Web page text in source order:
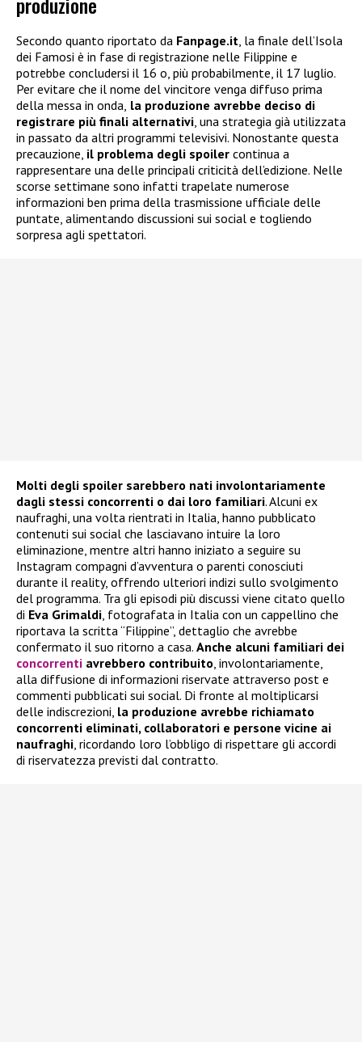
Secondo quanto riportato da Fanpage.it , la finale dell’Isola
dei Famosi è in fase di registrazione nelle Filippine e
potrebbe concludersi il 16 o, più probabilmente, il 17 luglio.
Per evitare che il nome del vincitore venga diffuso prima
della messa in onda, la produzione avrebbe deciso di
registrare più finali alternativi , una strategia già utilizzata
in passato da altri programmi televisivi. Nonostante questa
precauzione, il problema degli spoiler continua a
rappresentare una delle principali criticità dell’edizione. Nelle
scorse settimane sono infatti trapelate numerose
informazioni ben prima della trasmissione ufficiale delle
puntate, alimentando discussioni sui social e togliendo
sorpresa agli spettatori.
Molti degli spoiler sarebbero nati involontariamente
dagli stessi concorrenti o dai loro familiari. Alcuni ex
naufraghi, una volta rientrati in Italia, hanno pubblicato
contenuti sui social che lasciavano intuire la loro
eliminazione, mentre altri hanno iniziato a seguire su
Instagram compagni d’avventura o parenti conosciuti
durante il reality, offrendo ulteriori indizi sullo svolgimento
del programma. Tra gli episodi più discussi viene citato quello
di Eva Grimaldi , fotografata in Italia con un cappellino che
riportava la scritta “Filippine”, dettaglio che avrebbe
confermato il suo ritorno a casa. Anche alcuni familiari dei
concorrenti avrebbero contribuito , involontariamente,
alla diffusione di informazioni riservate attraverso post e
commenti pubblicati sui social. Di fronte al moltiplicarsi
delle indiscrezioni, la produzione avrebbe richiamato
concorrenti eliminati, collaboratori e persone vicine ai
naufraghi , ricordando loro l’obbligo di rispettare gli accordi
di riservatezza previsti dal contratto.